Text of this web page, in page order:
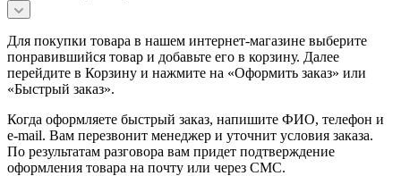
Для покупки товара в нашем интернет-магазине выберите
понравившийся товар и добавьте его в корзину. Далее
перейдите в Корзину и нажмите на «Оформить заказ» или
«Быстрый заказ».
Когда оформляете быстрый заказ, напишите ФИО, телефон и
e-mail. Вам перезвонит менеджер и уточнит условия заказа.
По результатам разговора вам придет подтверждение
оформления товара на почту или через СМС.